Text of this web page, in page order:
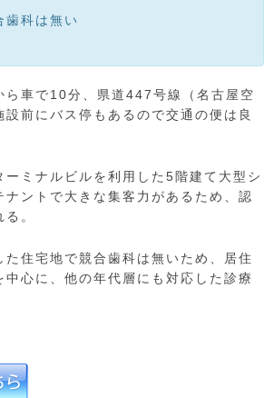
科は無い
ら車で10分、県道447号線（名古屋空
前にバス停もあるので交通の便は良
ーミナルビルを利用した5階建て大型シ
ナントで大きな集客力があるため、認
。
た住宅地で競合歯科は無いため、居住
心に、他の年代層にも対応した診療